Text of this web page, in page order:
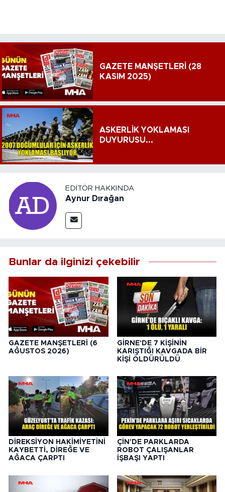
GAZETE MANŞETLERİ (28
KASIM 2025)
ASKERLİK YOKLAMASI
DUYURUSU...
EDITÖR HAKKINDA
Aynur Dırağan
Bunlar da ilginizi çekebilir
GAZETE MANŞETLERİ (6
AĞUSTOS 2026)
GİRNE'DE 7 KİŞİNİN
KARIŞTIĞI KAVGADA BİR
KİŞİ ÖLDÜRÜLDÜ
DİREKSİYON HAKİMİYETİNİ
KAYBETTİ, DİREĞE VE
AĞACA ÇARPTI
ÇİN'DE PARKLARDA
ROBOT ÇALIŞANLAR
İŞBAŞI YAPTI